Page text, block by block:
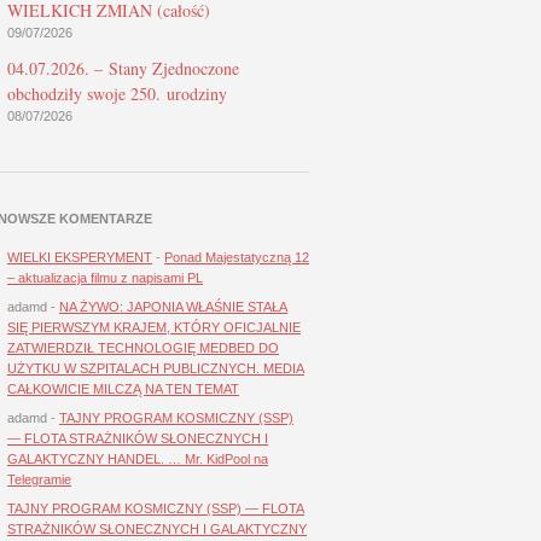
WIELKICH ZMIAN (całość)
09/07/2026
04.07.2026. – Stany Zjednoczone
obchodziły swoje 250. urodziny
08/07/2026
KOMENTARZE
WIELKI EKSPERYMENT - Ponad Majestatyczną 12
– aktualizacja filmu z napisami PL
adamd - NA ŻYWO: JAPONIA WŁAŚNIE STAŁA
SIĘ PIERWSZYM KRAJEM, KTÓRY OFICJALNIE
ZATWIERDZIŁ TECHNOLOGIĘ MEDBED DO
UŻYTKU W SZPITALACH PUBLICZNYCH. MEDIA
CAŁKOWICIE MILCZĄ NA TEN TEMAT
adamd - TAJNY PROGRAM KOSMICZNY (SSP)
— FLOTA STRAŻNIKÓW SŁONECZNYCH I
GALAKTYCZNY HANDEL. … Mr. KidPool na
Telegramie
TAJNY PROGRAM KOSMICZNY (SSP) — FLOTA
STRAŻNIKÓW SŁONECZNYCH I GALAKTYCZNY